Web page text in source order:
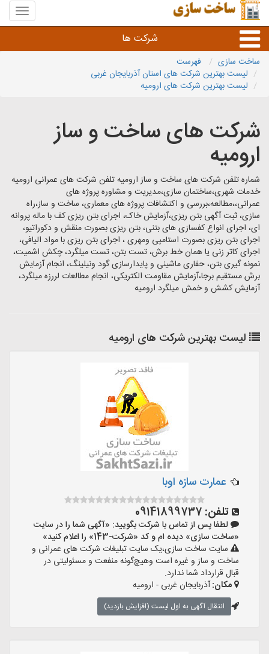
منوی
سایت
سازی
شرکت ها
راه سازی و ساختمان سازی
سایر خدمات عمرانی
ساخت سازی
فهرست
لیست بهترین شرکت های استان آذربایجان غربی
لیست بهترین شرکت های ارومیه
شرکت های ساخت و ساز
ارومیه
شماره تلفن شرکت های ساخت و ساز ارومیه تلفن شرکت های عمرانی ارومیه
خدمات شهری،ساختمان سازی،مدیریت و مشاوره پروژه های
عمرانی،،مطالعه،بررسی و اکتشافات پروژه های معماری، ساخت و ساز،راه
سازی، ثبت آگهی بتن ریزی،آزمایش خاک، اجرای بتن ریزی کف با ماله پروانه
ای، اجرای انواع کفسازی های بتنی، بتن ریزی بصورت منقش و دکوراتیو،
اجرای بتن ریزی بصورت استامپی ومهری ، اجرای بتن ریزی با مواد الیافی،
اجرای کاتر زنی یا همان خط برش، تست بتن، تست میلگرد، چکش اشمیت،
نمونه گیری بتن، حفاری ماشینی و پایدارسازی گود ونیلینگ، انجام آزمایش
برش مستقیم برجا،آزمایش مقاومت الکتریکی، انجام مطالعات لررزه میلگرد،
آزمایش کشش و خمش میلگرد ارومیه
لیست بهترین شرکت های ارومیه
عمارت سازه اوبا
تلفن: 09141899737
لطفا پس از تماس با شرکت بگویید: «آگهی شما را در سایت
«ساخت سازی» دیده ام و کد «شرکت-143» را اعلام کنید»
سایت ساخت سازی،یک سایت تبلیغات شرکت های عمرانی و
ساخت و ساز و غیره است وهیچ‌گونه منفعت و مسئولیتی در
قبال قرارداد شما ندارد.
مکان:آذربایجان غربی - ارومیه
انتقال آگهی به اول لیست (افزایش بازدید)